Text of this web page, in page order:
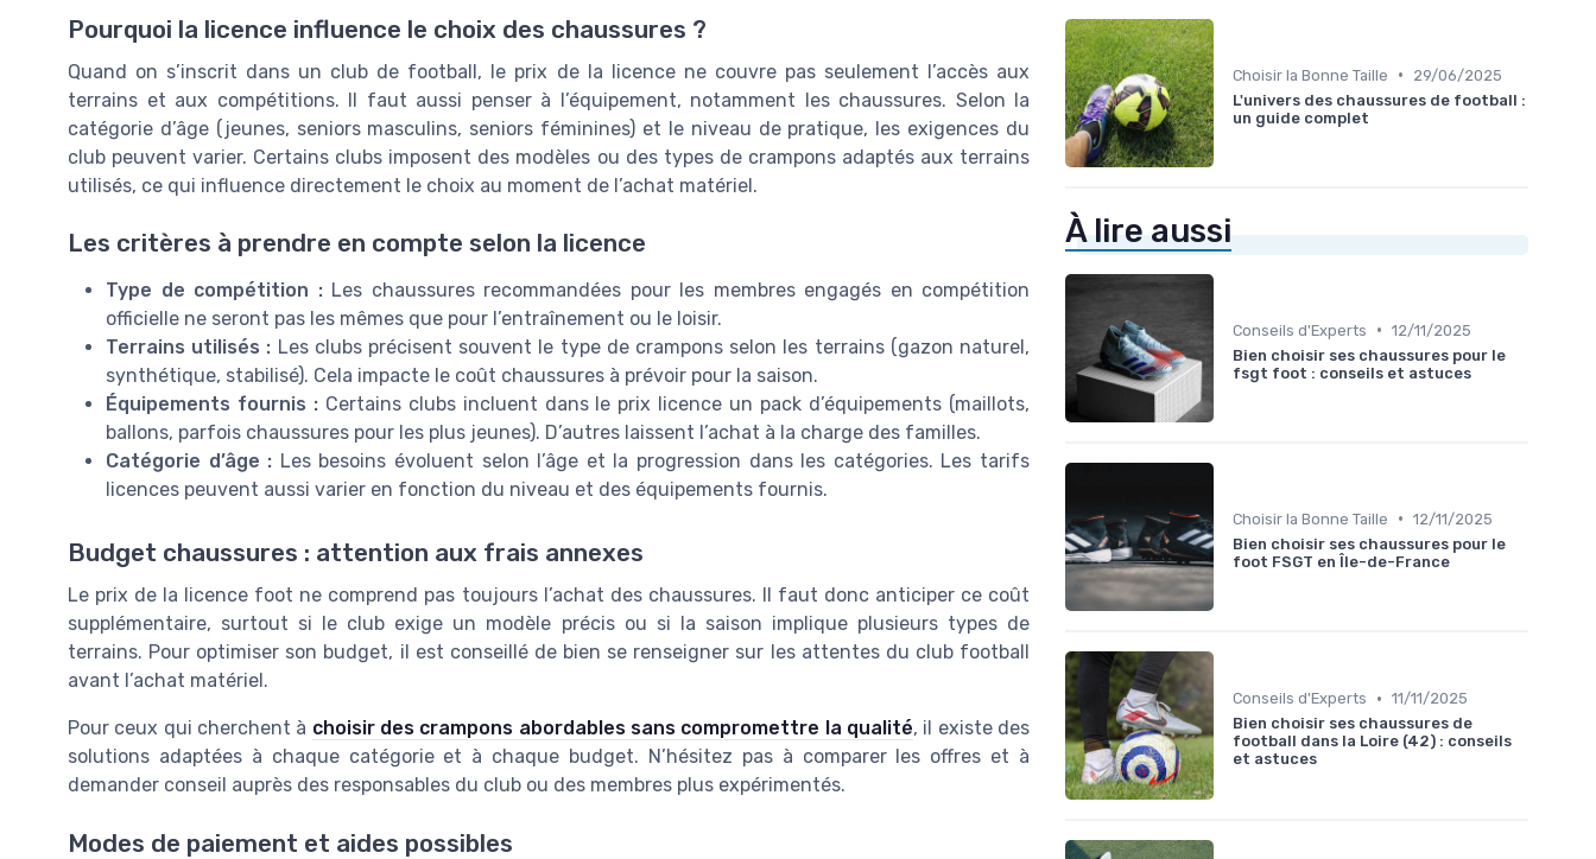
Pourquoi la licence influence le choix des chaussures ?
Quand on s’inscrit dans un club de football, le prix de la licence ne couvre pas seulement l’accès aux
terrains et aux compétitions. Il faut aussi penser à l’équipement, notamment les chaussures. Selon la
catégorie d’âge (jeunes, seniors masculins, seniors féminines) et le niveau de pratique, les exigences du
club peuvent varier. Certains clubs imposent des modèles ou des types de crampons adaptés aux terrains
utilisés, ce qui influence directement le choix au moment de l’achat matériel.
Les critères à prendre en compte selon la licence
Type de compétition :Les chaussures recommandées pour les membres engagés en compétition
officielle ne seront pas les mêmes que pour l’entraînement ou le loisir.
Terrains utilisés : Les clubs précisent souvent le type de crampons selon les terrains (gazon naturel,
synthétique, stabilisé). Cela impacte le coût chaussures à prévoir pour la saison.
Équipements fournis :Certains clubs incluent dans le prix licence un pack d’équipements (maillots,
ballons, parfois chaussures pour les plus jeunes). D’autres laissent l’achat à la charge des familles.
Catégorie d’âge : Les besoins évoluent selon l’âge et la progression dans les catégories. Les tarifs
licences peuvent aussi varier en fonction du niveau et des équipements fournis.
Budget chaussures : attention aux frais annexes
Le prix de la licence foot ne comprend pas toujours l’achat des chaussures. Il faut donc anticiper ce coût
supplémentaire, surtout si le club exige un modèle précis ou si la saison implique plusieurs types de
terrains. Pour optimiser son budget, il est conseillé de bien se renseigner sur les attentes du club football
avant l’achat matériel.
Pour ceux qui cherchent à choisir des crampons abordables sans compromettre la qualité, il existe des
solutions adaptées à chaque catégorie et à chaque budget. N’hésitez pas à comparer les offres et à
demander conseil auprès des responsables du club ou des membres plus expérimentés.
Modes de paiement et aides possibles
Choisir la Bonne Taille •
29/06/2025
L'univers des chaussures de football :
un guide complet
À lire aussi
Conseils d'Experts • 12/11/2025
Bien choisir ses chaussures pour le
fsgt foot : conseils et astuces
Choisir la Bonne Taille • 12/11/2025
Bien choisir ses chaussures pour le
foot FSGT en Île-de-France
Conseils d'Experts • 11/11/2025
Bien choisir ses chaussures de
football dans la Loire (42) : conseils
et astuces